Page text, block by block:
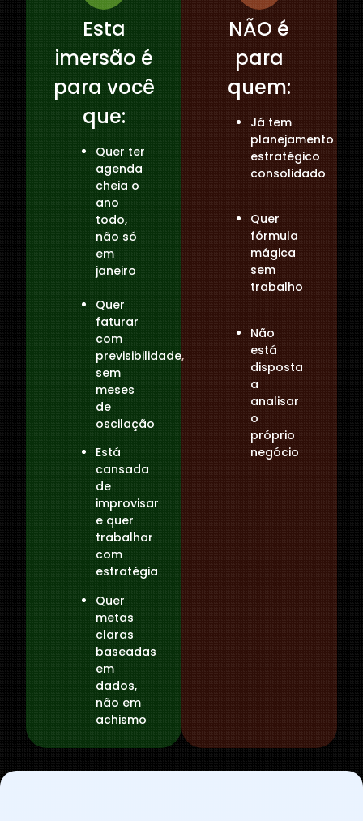
Esta
imersão é
para você
que:
Quer ter
agenda
cheia o
ano
todo,
não só
em
janeiro
Quer
faturar
com
previsibilidade,
sem
meses
de
oscilação
Está
cansada
de
improvisar
e quer
trabalhar
com
estratégia
Quer
metas
claras
baseadas
em
dados,
não em
achismo
NÃO é
para
quem:
Já tem
planejamento
estratégico
consolidado
Quer
fórmula
mágica
sem
trabalho
Não
está
disposta
a
analisar
o
próprio
negócio